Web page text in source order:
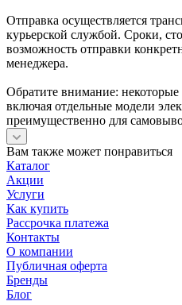
Отправка осуществляется
курьерской службой. Сроки,
возможность отправки
менеджера.
Обратите внимание:
включая отдельные модели
преимущественно для
Вам также может понравиться
Каталог
Акции
Услуги
Как купить
Рассрочка платежа
Контакты
О компании
Публичная оферта
Бренды
Блог